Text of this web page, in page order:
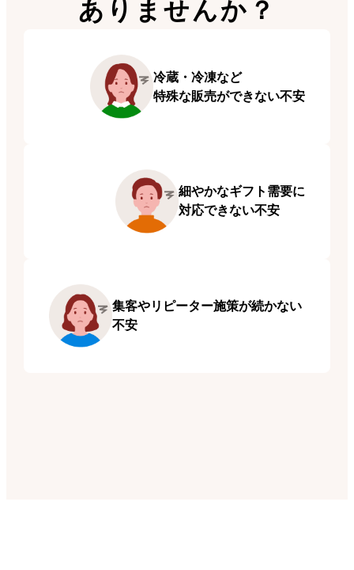
ありませんか？
冷蔵・ 冷凍など
特殊な販売ができない不安
細やかなギフト需要に
対応できない不安
集客やリピーター施策が続かない
不安